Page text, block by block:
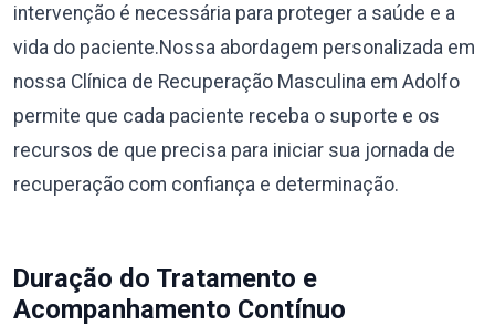
intervenção é necessária para proteger a saúde e a
vida do paciente.Nossa abordagem personalizada em
nossa Clínica de Recuperação Masculina em Adolfo
permite que cada paciente receba o suporte e os
recursos de que precisa para iniciar sua jornada de
recuperação com confiança e determinação.
Duração do Tratamento e
Acompanhamento Contínuo